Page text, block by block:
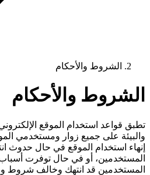
الشروط والأحكام
الشروط والأحكام
تطبق قواعد استخدام الموقع
والبيئة على جميع زوار ومستخدمي
إنهاء استخدام الموقع في حال حدوث
المستخدمين، أو في حال توفرت أسباب
المستخدمين قد انتهك وخالف شروط